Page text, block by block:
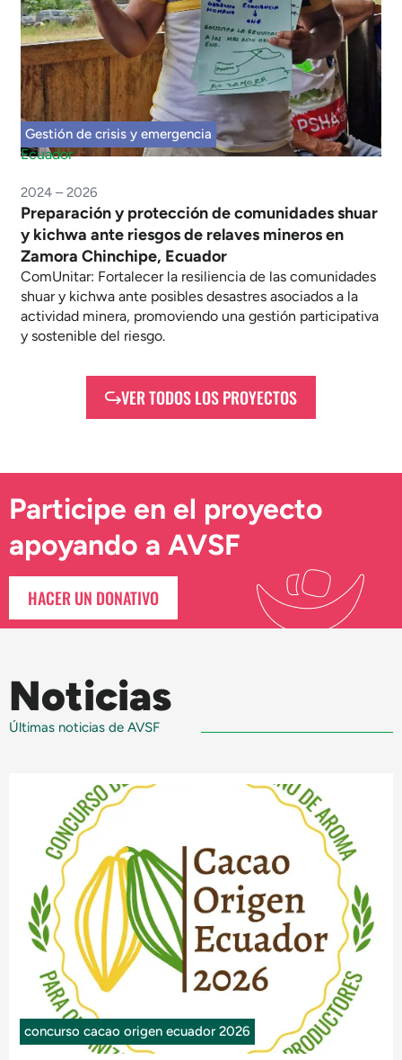
Gestión de crisis y emergencia
Ecuador
2024 – 2026
Preparación y protección de comunidades shuar
y kichwa ante riesgos de relaves mineros en
Zamora Chinchipe, Ecuador
ComUnitar: Fortalecer la resiliencia de las comunidades
shuar y kichwa ante posibles desastres asociados a la
actividad minera, promoviendo una gestión participativa
y sostenible del riesgo.
VER TODOS LOS PROYECTOS
Participe en el proyecto
apoyando a AVSF
HACER UN DONATIVO
Noticias
Últimas noticias de AVSF
concurso cacao origen ecuador 2026